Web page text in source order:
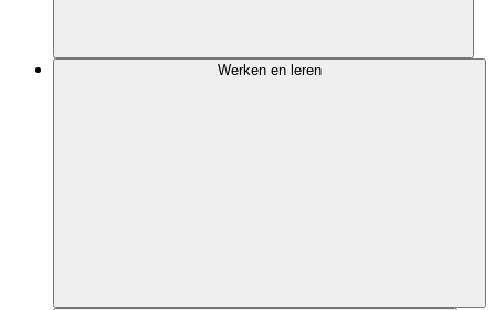
Werken en leren